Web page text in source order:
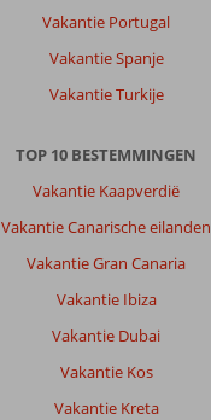
Vakantie Portugal
Vakantie Spanje
Vakantie Turkije
TOP 10 BESTEMMINGEN
Vakantie Kaapverdië
Vakantie Canarische eilanden
Vakantie Gran Canaria
Vakantie Ibiza
Vakantie Dubai
Vakantie Kos
Vakantie Kreta